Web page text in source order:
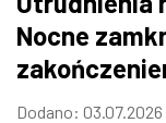
Nocne
Dodano: 03.07.2026